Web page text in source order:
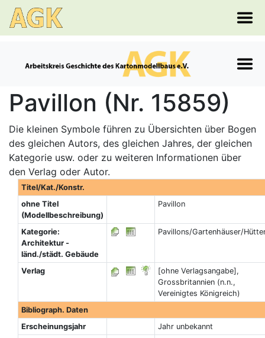
Pavillon (Nr. 15859)
Die kleinen Symbole führen zu Übersichten über Bogen
des gleichen Autors, des gleichen Jahres, der gleichen
Kategorie usw. oder zu weiteren Informationen über
den Verlag oder Autor.
Titel/Kat./Konstr.
ohne Titel
(Modellbeschreibung)
Pavillon
Kategorie:
Architektur -
länd./städt. Gebäude
Pavillons/Gartenhäuser/
Verlag
[ohne Verlagsangabe],
Grossbritannien (n.n.,
Vereinigtes Königreich)
Bibliograph. Daten
Erscheinungsjahr
Jahr unbekannt